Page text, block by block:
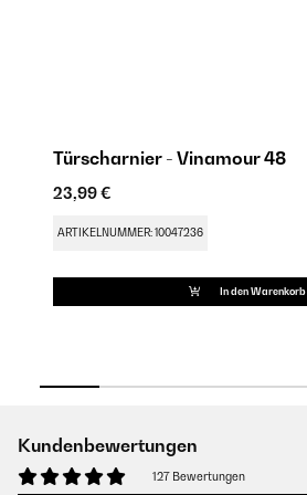
Türscharnier - Vinamour 48
23,99 €
ARTIKELNUMMER: 10047236
In den Warenkorb
Kundenbewertungen
127 Bewertungen